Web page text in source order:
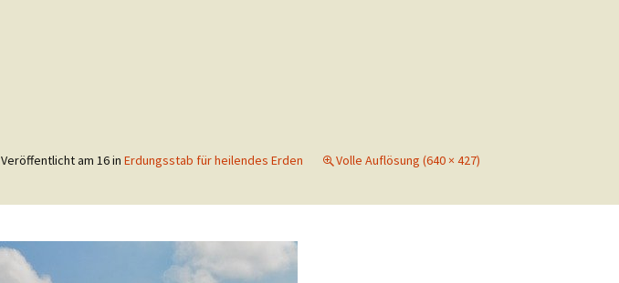
Veröffentlicht am 16in Erdungsstab für heilendes Erden Volle Auflösung (640 × 427)